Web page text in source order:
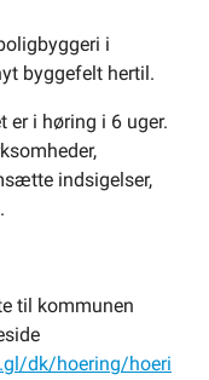
i
byggefelt hertil.
i høring i 6 uger.
indsigelser,
til kommunen
dk/hoering/hoeri